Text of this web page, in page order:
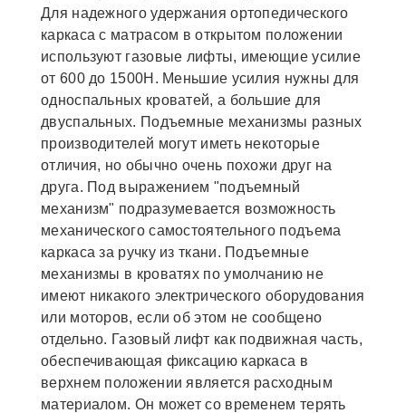
Для надежного удержания ортопедического
каркаса с матрасом в открытом положении
используют газовые лифты, имеющие усилие
от 600 до 1500Н. Меньшие усилия нужны для
односпальных кроватей, а большие для
двуспальных. Подъемные механизмы разных
производителей могут иметь некоторые
отличия, но обычно очень похожи друг на
друга. Под выражением "подъемный
механизм" подразумевается возможность
механического самостоятельного подъема
каркаса за ручку из ткани. Подъемные
механизмы в кроватях по умолчанию не
имеют никакого электрического оборудования
или моторов, если об этом не сообщено
отдельно. Газовый лифт как подвижная часть,
обеспечивающая фиксацию каркаса в
верхнем положении является расходным
материалом. Он может со временем терять